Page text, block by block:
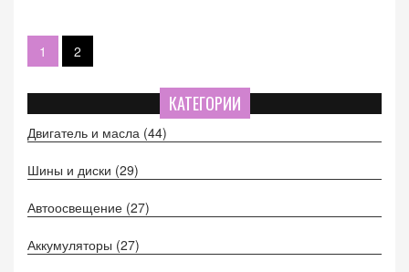
1 2
КАТЕГОРИИ
Двигатель и масла (44)
Шины и диски (29)
Автоосвещение (27)
Аккумуляторы (27)